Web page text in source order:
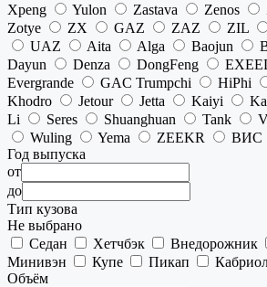
Xpeng
Yulon Zastava Zenos
Zotye
ZX GAZ ZAZ ZIL
UAZ
Aita Alga Baojun
Dayun
Denza DongFeng
Evergrande
GAC Trumpchi HiPhi
Khodro
Jetour Jetta Kaiyi
Li
Seres Shuanghuan Tank
Wuling
Yema ZEEKR
ВИС
Год выпуска
от
до
Тип кузова
Не выбрано
Седан
Хетчбэк Внедорожник
Минивэн
Купе Пикап
Объём